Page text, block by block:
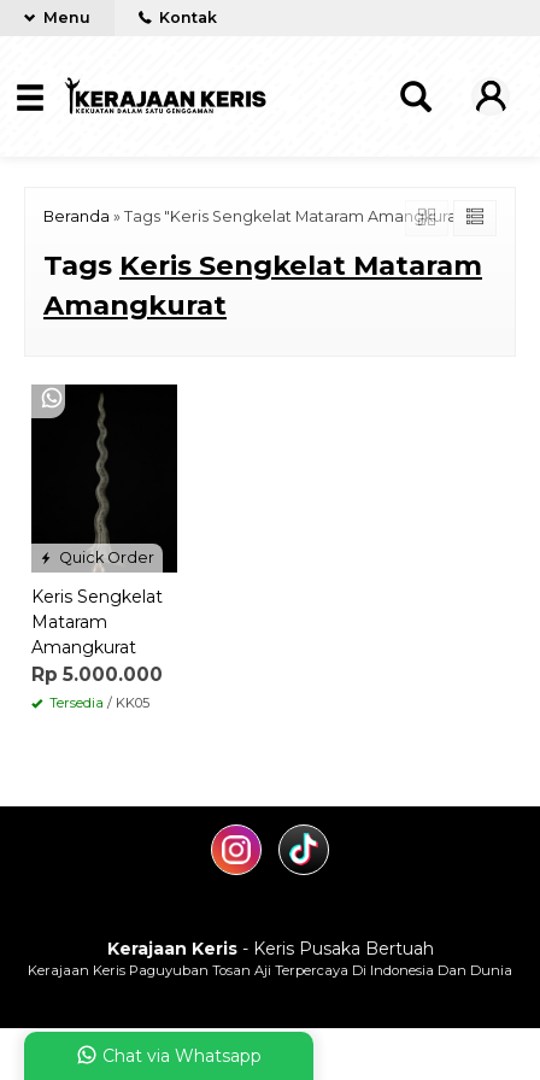
Menu Kontak
Beranda » Tags "Keris Sengkelat Mataram Amangkurat"
Tags Keris Sengkelat Mataram
Amangkurat
Quick Order
Keris Sengkelat
Mataram
Amangkurat
Rp 5.000.000
Tersedia / KK05
Kerajaan Keris- Keris Pusaka Bertuah
Kerajaan Keris Paguyuban Tosan Aji Terpercaya Di Indonesia Dan Dunia
Chat via Whatsapp